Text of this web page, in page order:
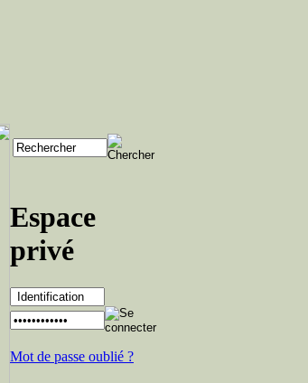
Espace
privé
Mot de passe oublié ?